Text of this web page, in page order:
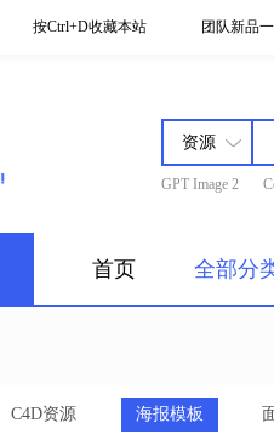
按Ctrl+D收藏本站 团队新品
GPT Image 2
首页 全部分
C4D资源 海报模板